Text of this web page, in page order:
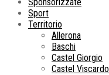
Sport
Territorio
Allerona
Baschi
Castel Giorgio
Castel Viscardo